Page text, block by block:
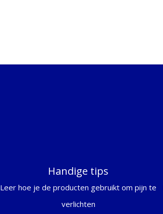
Handige tips
Leer hoe je de producten gebruikt om pijn te
verlichten